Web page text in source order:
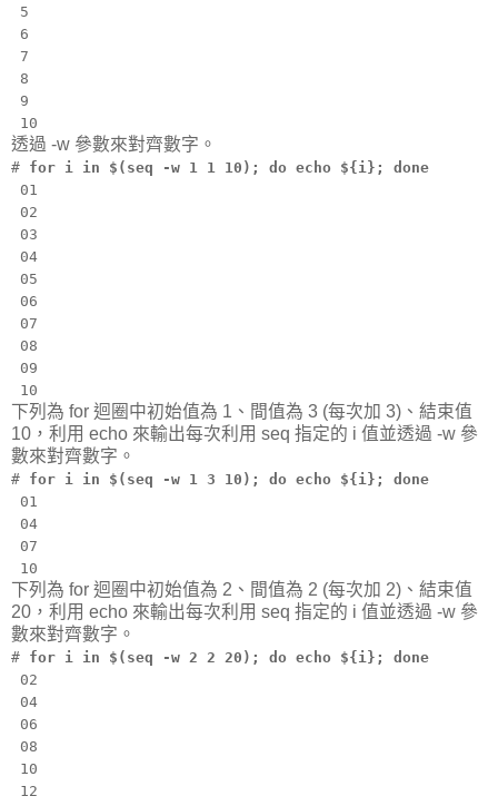
5
6
7
8
9
10
透過 -w 參數來對齊數字。
# for i in $(seq -w 1 1 10); do echo ${i}; done
01
02
03
04
05
06
07
08
09
10
下列為 for 迴圈中初始值為 1、間值為 3 (每次加 3)、結束值
10，利用 echo 來輸出每次利用 seq 指定的 i 值並透過 -w 參
數來對齊數字。
# for i in $(seq -w 1 3 10); do echo ${i}; done
01
04
07
10
下列為 for 迴圈中初始值為 2、間值為 2 (每次加 2)、結束值
20，利用 echo 來輸出每次利用 seq 指定的 i 值並透過 -w 參
數來對齊數字。
# for i in $(seq -w 2 2 20); do echo ${i}; done
02
04
06
08
10
12